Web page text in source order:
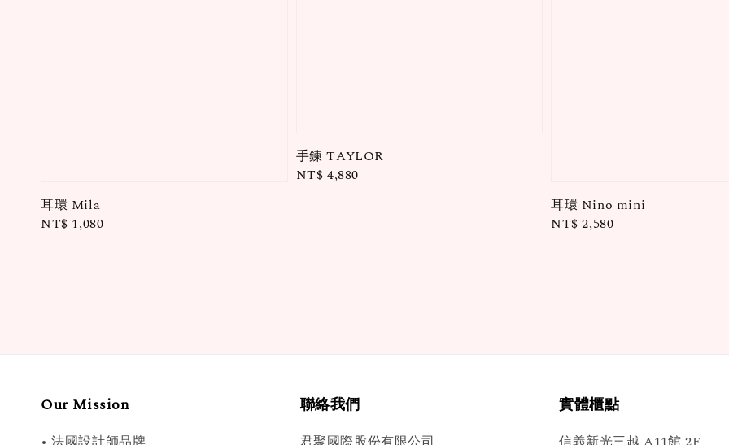
耳環 Mila
Regular
NT$ 1,080
手鍊 TAYLOR
Regular
NT$ 4,880
耳環 Nino mini
Regular
NT$ 2,580
Our Mission 聯絡我們 實體櫃點